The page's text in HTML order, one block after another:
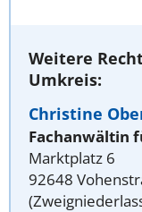
Weitere
Umkreis:
Christine
Fachanwältin
Marktplatz 6
92648